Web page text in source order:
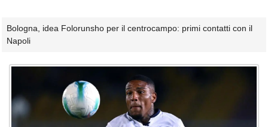
Bologna, idea Folorunsho per il centrocampo: primi contatti con il
Napoli